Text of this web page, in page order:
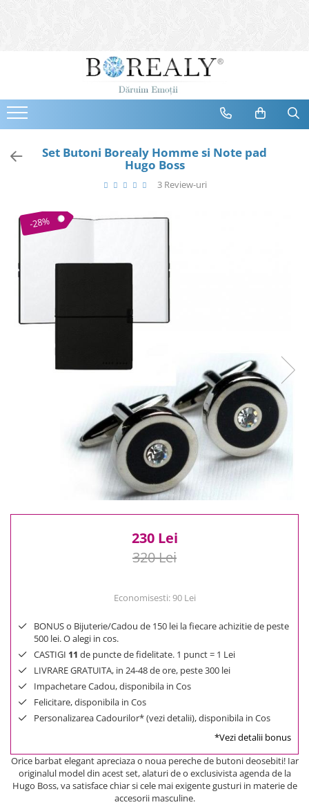
Bijuterii
Cercei
Bratari
Coliere
Destinatari
Bijuterii Copii
Bijuterii Mirese
Cele mai vandute
Cele mai votate
0 Lei - 100 Lei
100 Lei - 200 Lei
1000 Lei +
Set Butoni Borealy Homme si Note pad
Hugo Boss
3 Review-uri
-28%
230 Lei
320 Lei
Economisesti:90 Lei
BONUS o Bijuterie/Cadou de 150 lei la fiecare achizitie de peste
500 lei. O alegi in cos.
CASTIGI 11 de puncte de fidelitate. 1 punct = 1 Lei
LIVRARE GRATUITA, in 24-48 de ore, peste 300 lei
Impachetare Cadou, disponibila in Cos
Felicitare, disponibila in Cos
Personalizarea Cadourilor* (vezi detalii), disponibila in Cos
*Vezi detalii bonus
Orice barbat elegant apreciaza o noua pereche de butoni deosebiti! Iar
originalul model din acest set, alaturi de o exclusivista agenda de la
Hugo Boss, va satisface chiar si cele mai exigente gusturi in materie de
accesorii masculine.